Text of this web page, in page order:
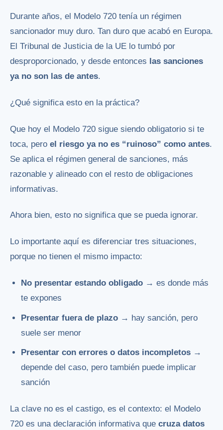
Durante años, el Modelo 720 tenía un régimen
sancionador muy duro. Tan duro que acabó en Europa.
El Tribunal de Justicia de la UE lo tumbó por
desproporcionado, y desde entonces las sanciones
ya no son las de antes.
¿Qué significa esto en la práctica?
Que hoy el Modelo 720 sigue siendo obligatorio si te
toca, pero el riesgo ya no es “ruinoso” como antes.
Se aplica el régimen general de sanciones, más
razonable y alineado con el resto de obligaciones
informativas.
Ahora bien, esto no significa que se pueda ignorar.
Lo importante aquí es diferenciar tres situaciones,
porque no tienen el mismo impacto:
No presentar estando obligado → es donde más
te expones
Presentar fuera de plazo → hay sanción, pero
suele ser menor
Presentar con errores o datos incompletos →
depende del caso, pero también puede implicar
sanción
La clave no es el castigo, es el contexto: el Modelo
720 es una declaración informativa que cruza datos